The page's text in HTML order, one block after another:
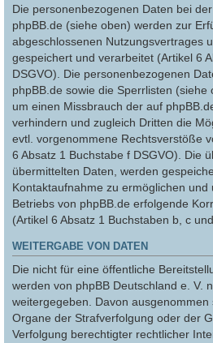
Die personenbezogenen Daten bei
phpBB.de (siehe oben) werden zur
abgeschlossenen Nutzungsvertrages
gespeichert und verarbeitet (Artikel 6
DSGVO). Die personenbezogenen
phpBB.de sowie die Sperrlisten
um einen Missbrauch der auf
verhindern und zugleich Dritten die
evtl. vorgenommene Rechtsverstöße
6 Absatz 1 Buchstabe f DSGVO). Die
übermittelten Daten, werden
Kontaktaufnahme zu ermöglichen
Betriebs von phpBB.de erfolgende
(Artikel 6 Absatz 1 Buchstaben b, c
WEITERGABE VON DATEN
Die nicht für eine öffentliche
werden von phpBB Deutschland e. V.
weitergegeben. Davon
Organe der Strafverfolgung oder der
Verfolgung berechtigter rechtlicher